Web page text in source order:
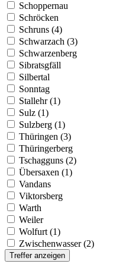
Schoppernau
Schröcken
Schruns (4)
Schwarzach (3)
Schwarzenberg
Sibratsgfäll
Silbertal
Sonntag
Stallehr (1)
Sulz (1)
Sulzberg (1)
Thüringen (3)
Thüringerberg
Tschagguns (2)
Übersaxen (1)
Vandans
Viktorsberg
Warth
Weiler
Wolfurt (1)
Zwischenwasser (2)
Treffer anzeigen